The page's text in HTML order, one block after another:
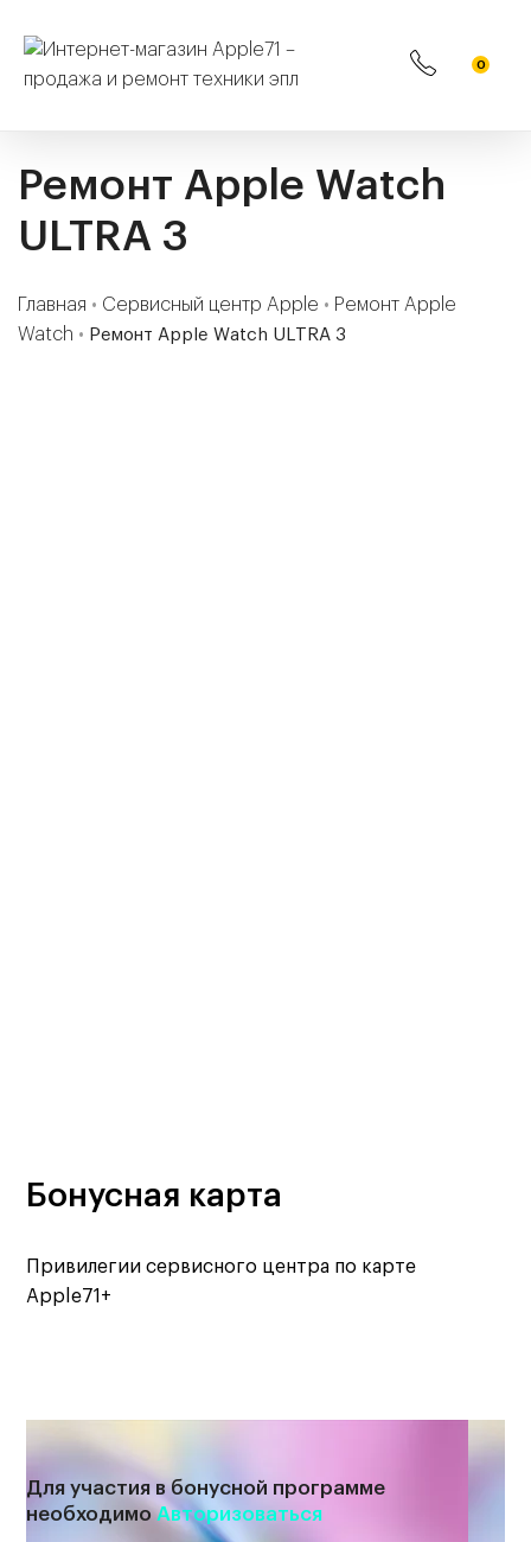
0
Ремонт Apple Watch
ULTRA 3
Главная • Сервисный центр Apple • Ремонт Apple
Watch • Ремонт Apple Watch ULTRA 3
Бонусная карта
Привилегии сервисного центра по карте
Apple71+
Для участия в бонусной программе
необходимоАвторизоваться